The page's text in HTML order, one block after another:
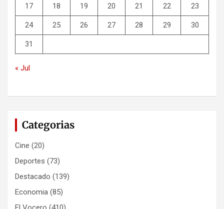
17 18 19 20 21 22 23
24 25 26 27 28 29 30
31
« Jul
Categorias
Cine (20)
Deportes (73)
Destacado (139)
Economia (85)